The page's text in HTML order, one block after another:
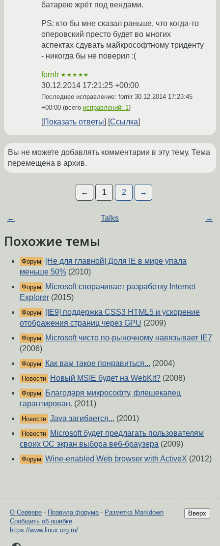
батарею жрёт под вендами.
PS: кто бы мне сказал раньше, что когда-то
оперовский престо будет во многих
аспектах сдувать майкрософтному триденту
- никогда бы не поверил :(
fornlr ★★★★★
30.12.2014 17:21:25 +00:00
Последнее исправление: fornlr 30.12.2014 17:23:45
+00:00 (всего исправлений: 1)
Показать ответы Ссылка
Вы не можете добавлять комментарии в эту тему. Тема
перемещена в архив.
← 1 2 →
← Talks →
Похожие темы
Форум
[Не для главной] Доля IE в мире упала
меньше 50% (2010)
Форум
Microsoft сворачивает разработку Internet
Explorer (2015)
Форум
[IE9] поддержка CSS3 HTML5 и ускорение
отображения страниц через GPU (2009)
Форум
Microsoft чисто по-рыночному навязывает IE7
(2006)
Форум Как вам такое понравиться... (2004)
Новости Новый MSIE будет на WebKit? (2008)
Форум
Благодаря микрософту, флешекапец
гарантирован. (2011)
Новости Java загибается... (2001)
Новости
Microsoft будет предлагать пользователям
своих ОС экран выбора веб-браузера (2009)
Форум Wine-enabled Web browser with ActiveX (2012)
Вверх
О Сервере - Правила форума- Разметка Markdown
Сообщить об ошибке
https://www.linux.org.ru/